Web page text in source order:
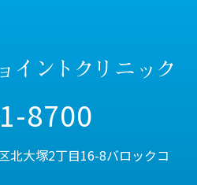
8700
北大塚2丁目16-8バロックコ